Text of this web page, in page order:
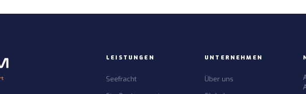
LEISTUNGEN
Seefracht
UNTERNEHMEN
Über uns